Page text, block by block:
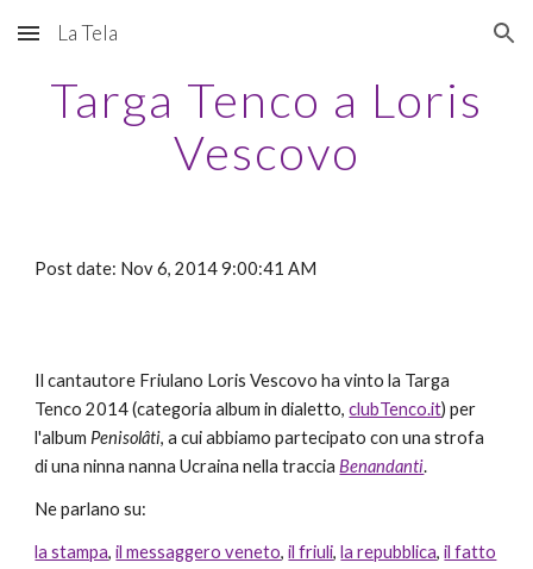
Skip to main content Skip to navigation
La Tela
Targa Tenco a Loris
Vescovo
Post date: Nov 6, 2014 9:00:41 AM
Il cantautore Friulano Loris Vescovo ha vinto la Targa
Tenco 2014 (categoria album in dialetto,clubTenco.it) per
l'album Penisolâti, a cui abbiamo partecipato con una strofa
di una ninna nanna Ucraina nella tracciaBenandanti.
Ne parlano su:
la stampa,il messaggero veneto,il friuli,la repubblica,il fatto